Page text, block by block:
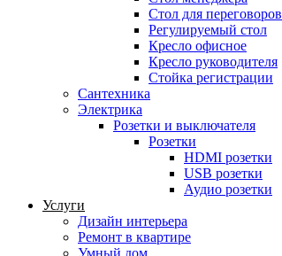
Стол для переговоров
Регулируемый стол
Кресло офисное
Кресло руководителя
Стойка регистрации
Сантехника
Электрика
Розетки и выключателя
Розетки
HDMI розетки
USB розетки
Аудио розетки
Услуги
Дизайн интерьера
Ремонт в квартире
Умный дом